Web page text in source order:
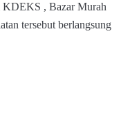
KDEKS , Bazar Murah
tersebut berlangsung